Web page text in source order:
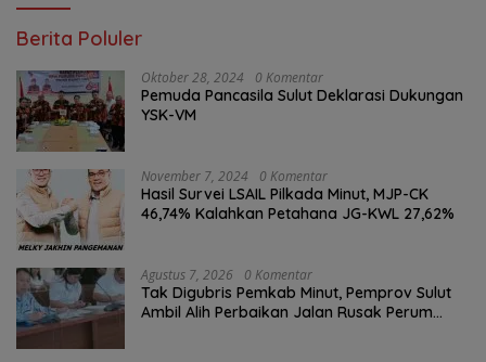
Berita Poluler
Oktober 28, 2024 0 Komentar
Pemuda Pancasila Sulut Deklarasi Dukungan
YSK-VM
November 7, 2024 0 Komentar
Hasil Survei LSAIL Pilkada Minut, MJP-CK
46,74% Kalahkan Petahana JG-KWL 27,62%
Agustus 7, 2026 0 Komentar
Tak Digubris Pemkab Minut, Pemprov Sulut
Ambil Alih Perbaikan Jalan Rusak Perum